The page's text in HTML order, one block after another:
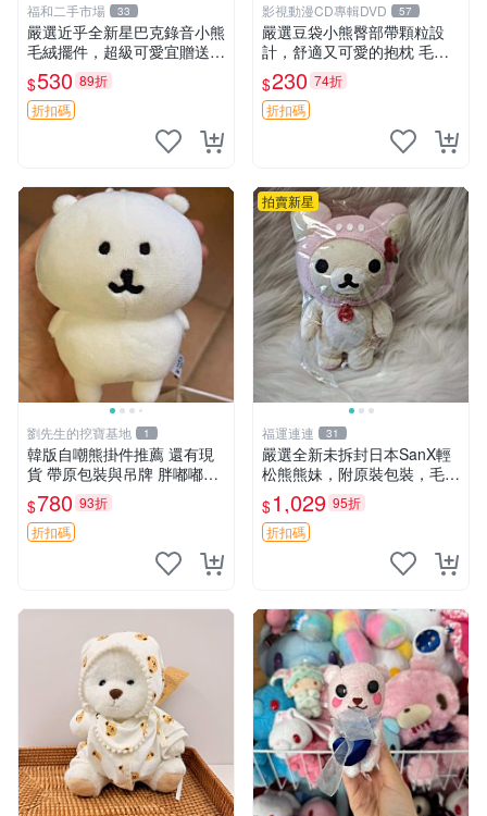
福和二手市場 33
嚴選近乎全新星巴克錄音小熊
毛絨擺件，超級可愛宜贈送掛
飾 錄音小熊 毛絨擺件 贈品
$530 89折
折扣碼
影視動漫CD專輯DVD 57
嚴選豆袋小熊臀部帶顆粒設
計，舒適又可愛的抱枕 毛絨
抱枕、臀部按摩、坐墊
$230 74折
折扣碼
劉先生的挖寶基地 1
韓版自嘲熊掛件推薦 還有現
貨 帶原包裝與吊牌 胖嘟嘟超
可愛 毛絨手感佳 小熊掛件 自
嘲抱枕 小熊抱枕
$780 93折
折扣碼
拍賣新星
福運連連 31
嚴選全新未拆封日本SanX輕
松熊熊妹，附原裝包裝，毛絨
質地極佳，細膩可愛，推薦收
藏兼送禮，適合女性好友或家
人，限量釋出。鬆熊、熊玩
$1,029 95折
折扣碼